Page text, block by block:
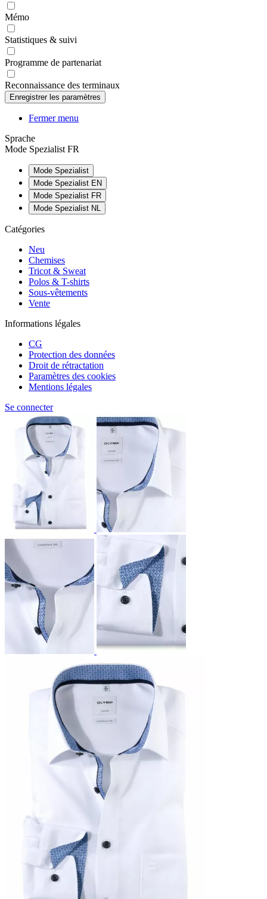
Mémo
Statistiques & suivi
Programme de partenariat
Reconnaissance des terminaux
Fermer menu
Sprache
Mode Spezialist FR
Mode Spezialist
Mode Spezialist EN
Mode Spezialist FR
Mode Spezialist NL
Catégories
Neu
Chemises
Tricot & Sweat
Polos & T-shirts
Sous-vêtements
Vente
Informations légales
CG
Protection des données
Droit de rétractation
Paramètres des cookies
Mentions légales
Se connecter